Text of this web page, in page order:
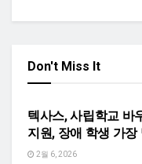
Don't Miss It
TEXASN K-TOWN NEWS
텍사스, 사립학교 바
지원, 장애 학생 가장
2월 6, 2026